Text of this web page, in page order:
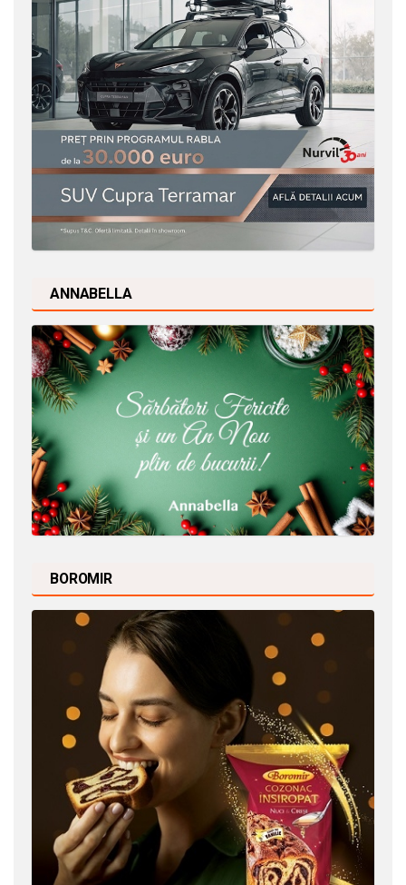
ANNABELLA
BOROMIR